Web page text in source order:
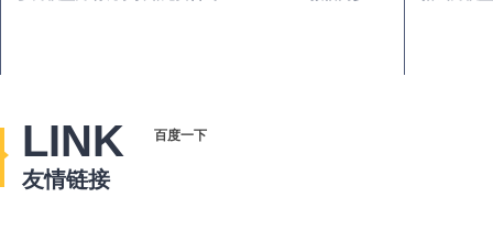
LINK
友情链接
百度一下